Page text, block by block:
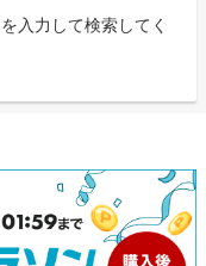
入力して検索してく